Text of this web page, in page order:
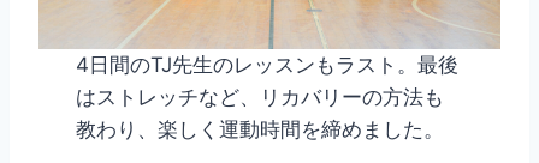
4日間のTJ先生のレッスンもラスト。最後
はストレッチなど、リカバリーの方法も
教わり、楽しく運動時間を締めました。